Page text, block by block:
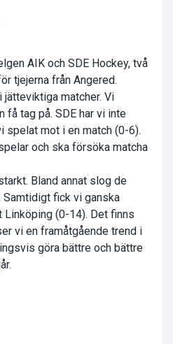
AIK och SDE Hockey, två
tjejerna från Angered.
matcher. Vi
få tag på. SDE har vi inte
spelat mot i en match (0-6).
och ska försöka matcha
Bland annat slog de
fick vi ganska
(0-14). Det finns
vi en framåtgående trend i
göra bättre och bättre